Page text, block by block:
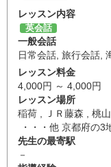
レッスン内容
英会話
一般会話
日常会話, 旅行会話,
レッスン料金
4,000円 ～ 4,000円
レッスン場所
稲荷 , ＪＲ藤森 , 桃
・・・他 京都府の3
先生の最寄駅
－